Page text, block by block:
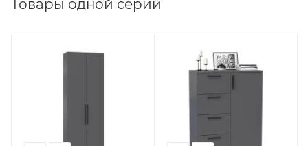
Товары одной серии